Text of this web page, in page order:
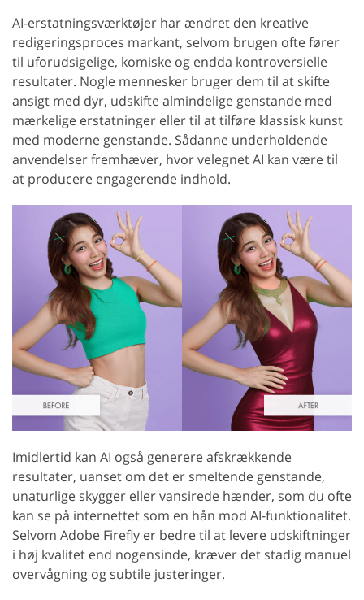
AI-erstatningsværktøjer har ændret den kreative
redigeringsproces markant, selvom brugen ofte fører
til uforudsigelige, komiske og endda kontroversielle
resultater. Nogle mennesker bruger dem til at skifte
ansigt med dyr, udskifte almindelige genstande med
mærkelige erstatninger eller til at tilføre klassisk kunst
med moderne genstande. Sådanne underholdende
anvendelser fremhæver, hvor velegnet AI kan være til
at producere engagerende indhold.
Imidlertid kan AI også generere afskrækkende
resultater, uanset om det er smeltende genstande,
unaturlige skygger eller vansirede hænder, som du ofte
kan se på internettet som en hån mod AI-funktionalitet.
Selvom Adobe Firefly er bedre til at levere udskiftninger
i høj kvalitet end nogensinde, kræver det stadig manuel
overvågning og subtile justeringer.